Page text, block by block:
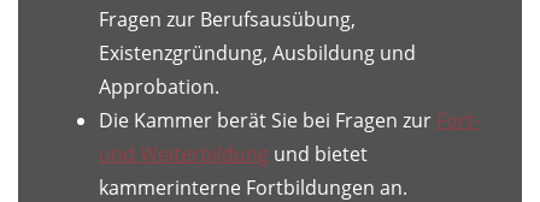
Fragen zur Berufsausübung,
Existenzgründung, Ausbildung und
Approbation.
Die Kammer berät Sie bei Fragen zur Fort-
und Weiterbildung und bietet
kammerinterne Fortbildungen an.